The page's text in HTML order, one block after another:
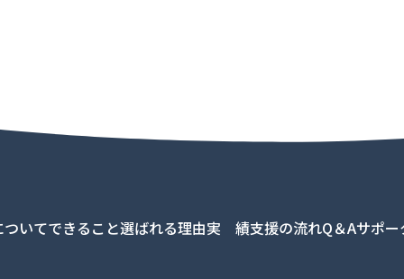
いてできること選ばれる理由実 績支援の流れQ＆Aサポ